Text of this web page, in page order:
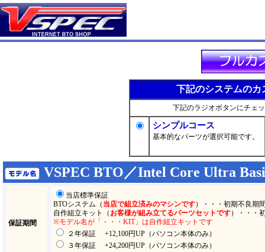
下記のシステムのカ
下記のラジオボタンにチェ
シンプルコース
基本的なパーツが選択可能です。
VSPEC BTO／Intel Core Ultra
保証期間
当店標準保証
BTOシステム（ 当店で組立済みのマシンです）・・・初期不良期
自作組立キット（ お客様が組み立てるパーツセットです）・・・
※モデル名が「・・・KIT」は自作組立キットです
２年保証 +12,100円UP（パソコン本体のみ）
３年保証 +24,200円UP（パソコン本体のみ）